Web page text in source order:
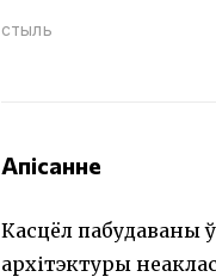
стыль
Апісанне
Касцёл пабудаваны
архітэктуры